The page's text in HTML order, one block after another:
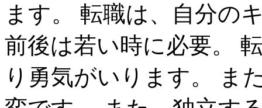
ます。 転職は、自分の
前後は若い時に必要。
り勇気がいります。 ま